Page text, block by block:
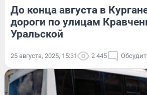
До конца августа в
дороги по улицам
Уральской
25 августа, 2025, 15:31 2 445